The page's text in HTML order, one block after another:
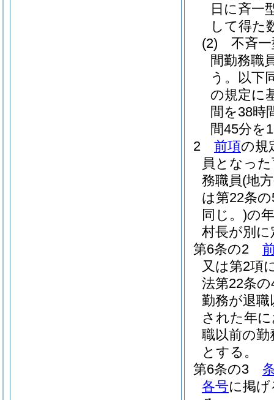
日に斉一
して得た
(2)
不斉
間勤務職
う。以下
の規定に
間を38時
間45分を
2
前項の規
員となっ
務職員(地
は第22条
同じ。)の
村長が別
第6条の2
又は第2項
法第22条
勤務が退
された年
職以前の
とする。
第6条の3
各号に掲